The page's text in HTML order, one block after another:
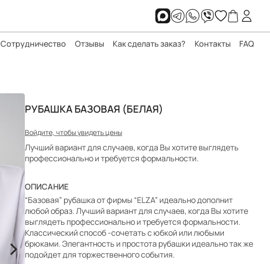
Сотрудничество Отзывы Как сделать заказ? Контакты FAQ
>
РУБАШКА БАЗОВАЯ (БЕЛАЯ)
Войдите, чтобы увидеть цены
Лучший вариант для случаев, когда Вы хотите выглядеть
профессионально и требуется формальности.
ОПИСАНИЕ
“Базовая” рубашка от фирмы “ELZA” идеально дополнит
любой образ. Лучший вариант для случаев, когда Вы хотите
выглядеть профессионально и требуется формальности.
Классический способ -сочетать с юбкой или любыми
брюками. Элегантность и простота рубашки идеально так же
подойдет для торжественного события.